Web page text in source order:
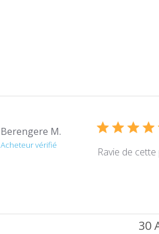
Berengere M.
Acheteur vérifié
Ravie de
30